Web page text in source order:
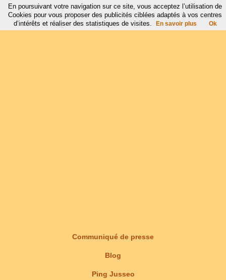
Communiqué de presse
Blog
Ping Jusseo
En poursuivant votre navigation sur ce site, vous acceptez l’utilisation de
Cookies pour vous proposer des publicités ciblées adaptés à vos centres
d’intérêts et réaliser des statistiques de visites.
En savoir plus Ok